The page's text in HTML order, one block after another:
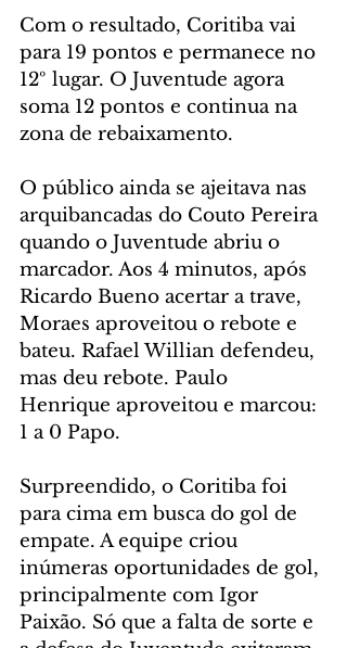
Com o resultado, Coritiba vai
para 19 pontos e permanece no
12º lugar. O Juventude agora
soma 12 pontos e continua na
zona de rebaixamento.
O público ainda se ajeitava nas
arquibancadas do Couto Pereira
quando o Juventude abriu o
marcador. Aos 4 minutos, após
Ricardo Bueno acertar a trave,
Moraes aproveitou o rebote e
bateu. Rafael Willian defendeu,
mas deu rebote. Paulo
Henrique aproveitou e marcou:
1 a 0 Papo.
Surpreendido, o Coritiba foi
para cima em busca do gol de
empate. A equipe criou
inúmeras oportunidades de gol,
principalmente com Igor
Paixão. Só que a falta de sorte e